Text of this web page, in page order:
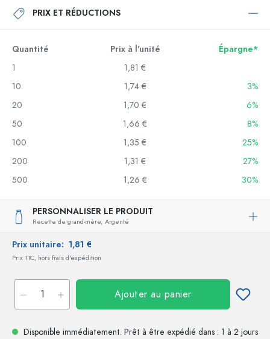
PRIX ET RÉDUCTIONS
Quantité Prix à l'unité
Épargne*
1
1,81 €
10
1,74 €
3%
20
1,70 €
6%
50
1,66 €
8%
100
1,35 €
25%
200
1,31 €
27%
500
1,26 € 30%
PERSONNALISER LE PRODUIT
Recette de grand-mère, Argenté
Prix unitaire: 1,81 €
Prix TTC, hors frais d'expédition
Ajouter au panier
Disponible immédiatement. Prêt à être expédié dans : 1 à 2 jours